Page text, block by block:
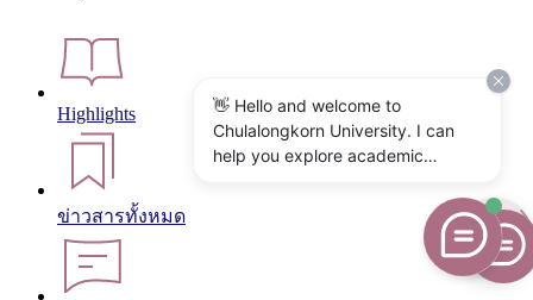
Highlights
ข่าวสารทั้งหมด
👋 Hello and welcome to
Chulalongkorn University. I can
help you explore academic